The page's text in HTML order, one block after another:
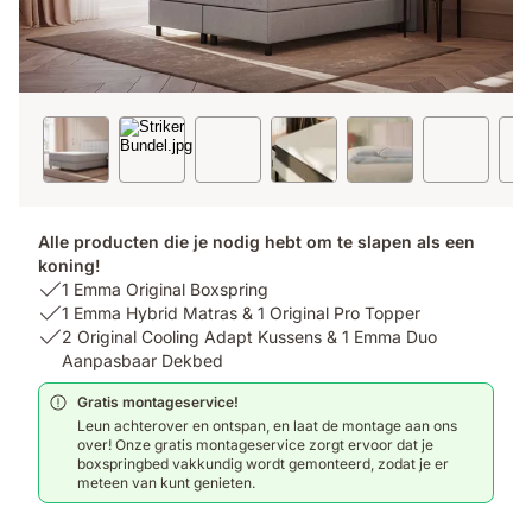
Alle producten die je nodig hebt om te slapen als een
koning!
USP
1:
1
Emma
Original
Boxspring
1 Emma Original Boxspring
USP
2:
Emma
Hybrid
Matras
Original
1 Emma Hybrid Matras & 1 Original Pro Topper
USP
2
Original
Cooling
Adapt
Kussens
&
2 Original Cooling Adapt Kussens & 1 Emma Duo
Aanpasbaar Dekbed
Gratis montageservice!
Leun achterover en ontspan, en laat de montage aan ons
over! Onze gratis montageservice zorgt ervoor dat je
boxspringbed vakkundig wordt gemonteerd, zodat je er
meteen van kunt genieten.